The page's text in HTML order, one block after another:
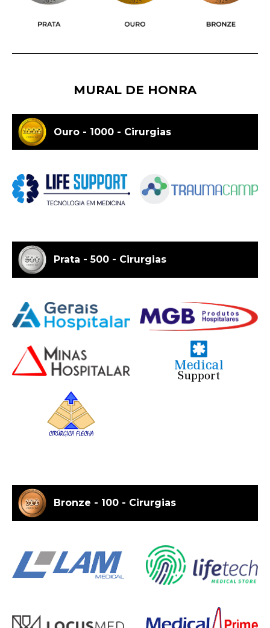
MURAL DE HONRA
Ouro - 1000 - Cirurgias
Prata - 500 - Cirurgias
Bronze - 100 - Cirurgias